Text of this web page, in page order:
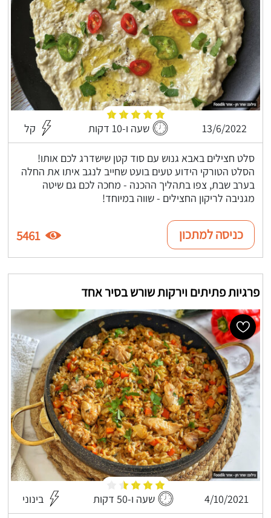
13/6/2022 שעה ו-10 דקות קל
סלט חצילים באבא גנוש עם סוד קטן שישדרג לכם אותו!
הסלט הטורקי הידוע טעים בועט שחייב לנגב איתו את החלה
בערב שבת, צפו בתהליך ההכנה - מחכה לכם גם שיטה
מגניבה לריקון החצילים - שווה במיוחד!
כניסה למתכון 5461
פרגיות פתיתים וירקות שורש בסיר אחד
4/10/2021 שעה ו-50 דקות בינוני